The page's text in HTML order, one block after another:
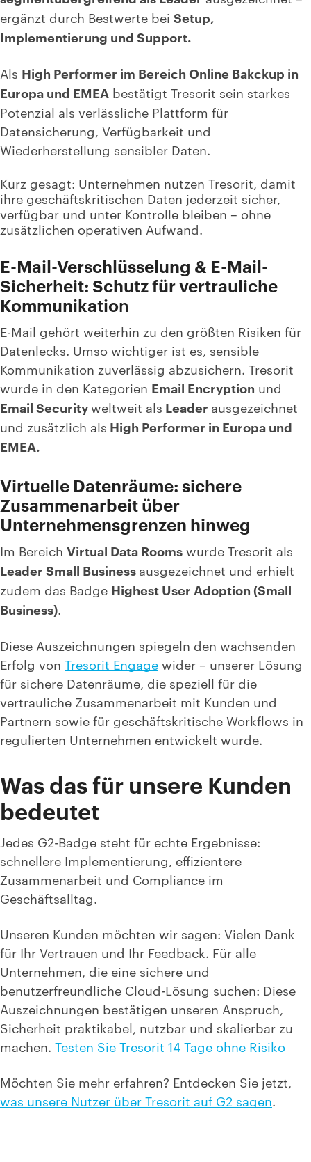
ergänzt durch Bestwerte bei Setup,
Implementierung und Support.
Als High Performer im Bereich Online Bakckup in
Europa und EMEA bestätigt Tresorit sein starkes
Potenzial als verlässliche Plattform für
Datensicherung, Verfügbarkeit und
Wiederherstellung sensibler Daten.
Kurz gesagt: Unternehmen nutzen Tresorit, damit
ihre geschäftskritischen Daten jederzeit sicher,
verfügbar und unter Kontrolle bleiben – ohne
zusätzlichen operativen Aufwand.
E-Mail-Verschlüsselung & E-Mail-
Sicherheit: Schutz für vertrauliche
Kommunikation
E-Mail gehört weiterhin zu den größten Risiken für
Datenlecks. Umso wichtiger ist es, sensible
Kommunikation zuverlässig abzusichern. Tresorit
wurde in den Kategorien Email Encryption und
Email Securityweltweit als Leader ausgezeichnet
und zusätzlich als High Performer in Europa und
EMEA.
Virtuelle Datenräume: sichere
Zusammenarbeit über
Unternehmensgrenzen hinweg
Im Bereich Virtual Data Rooms wurde Tresorit als
Leader Small Business ausgezeichnet und erhielt
zudem das Badge Highest User Adoption (Small
Business).
Diese Auszeichnungen spiegeln den wachsenden
Erfolg von Tresorit Engage wider – unserer Lösung
für sichere Datenräume, die speziell für die
vertrauliche Zusammenarbeit mit Kunden und
Partnern sowie für geschäftskritische Workflows in
regulierten Unternehmen entwickelt wurde.
Was das für unsere Kunden
bedeutet
Jedes G2-Badge steht für echte Ergebnisse:
schnellere Implementierung, effizientere
Zusammenarbeit und Compliance im
Geschäftsalltag.
Unseren Kunden möchten wir sagen: Vielen Dank
für Ihr Vertrauen und Ihr Feedback. Für alle
Unternehmen, die eine sichere und
benutzerfreundliche Cloud-Lösung suchen: Diese
Auszeichnungen bestätigen unseren Anspruch,
Sicherheit praktikabel, nutzbar und skalierbar zu
machen. Testen Sie Tresorit 14 Tage ohne Risiko
Möchten Sie mehr erfahren? Entdecken Sie jetzt,
was unsere Nutzer über Tresorit auf G2 sagen.